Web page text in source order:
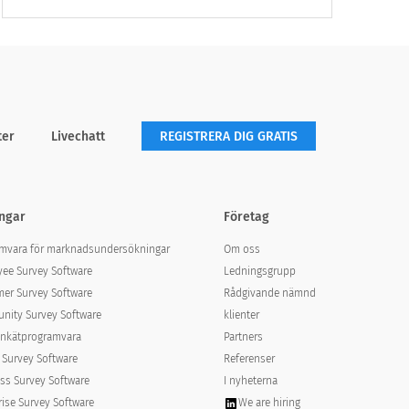
Extremely helpful
Swedish (Svenska)
familiar
Swedish (Svenska)
Livechatt REGISTRERA DIG GRATIS
för marknadsundersökningar
Survey Software
Survey Software
Survey Software
Software
Survey Software
Survey Software
Företag
Om oss
Ledningsgrupp
Rådgivande nämnd
klienter
Partners
Referenser
I nyheterna
We are hiring